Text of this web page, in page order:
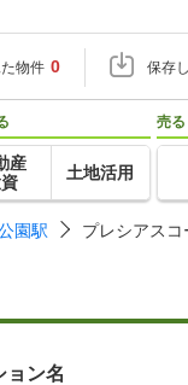
物件 0 保存
産
土地活用
売る
園駅 プレシアス
ョン名